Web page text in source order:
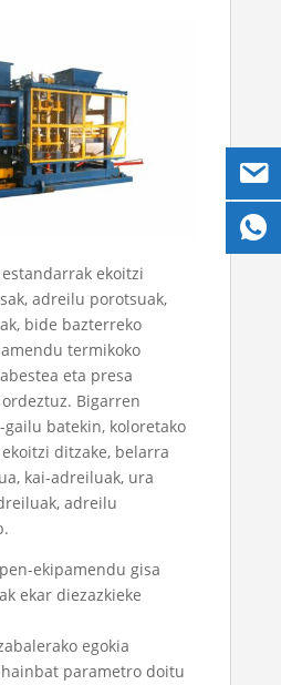
ekoitzi
adreilu porotsuak,
bide bazterreko
termikoko
eta presa
Bigarren
batekin, koloretako
ditzake, belarra
kai-adreiluak, ura
adreilu
ekipamendu gisa
ekar diezazkieke
egokia
parametro doitu